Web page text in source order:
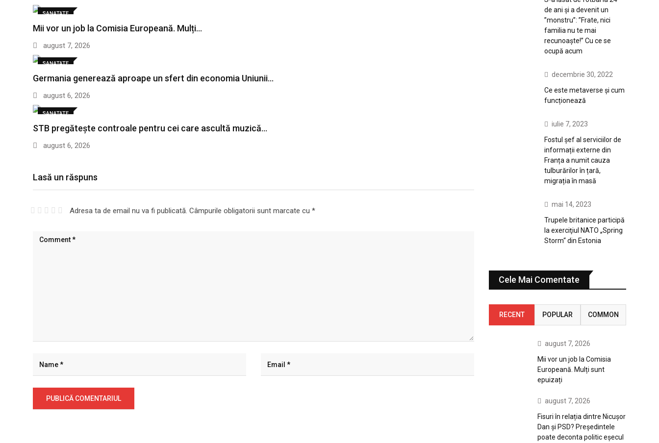
SANATATE
Mii vor un job la Comisia Europeană. Mulți…
august 7, 2026
SANATATE
Germania generează aproape un sfert din economia Uniunii…
august 6, 2026
SANATATE
STB pregătește controale pentru cei care ascultă muzică…
august 6, 2026
Lasă un răspuns
Adresa ta de email nu va fi publicată. Câmpurile obligatorii sunt marcate cu *
de ani și a devenit un
”monstru”: ”Frate, nici
familia nu te mai
recunoaște!” Cu ce se
ocupă acum
decembrie 30, 2022
Ce este metaverse și cum
funcționează
iulie 7, 2023
Fostul șef al serviciilor de
informații externe din
Franța a numit cauza
tulburărilor în țară,
migrația în masă
mai 14, 2023
Trupele britanice participă
la exerciţiul NATO „Spring
Storm“ din Estonia
Cele Mai Comentate
RECENT POPULAR COMMON
august 7, 2026
Mii vor un job la Comisia
Europeană. Mulți sunt
epuizați
august 7, 2026
Fisuri în relația dintre Nicușor
Dan și PSD? Președintele
poate deconta politic eșecul